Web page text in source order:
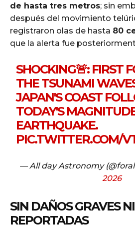
de hasta tres metros; sin
después del movimiento
registraron olas de hasta 80
que la alerta fue
SHOCKING🚨: FIRST
THE TSUNAMI
JAPAN'S COAST
TODAY'S
EARTHQUAKE.
PIC.TWITTER.COM/
— All day Astronomy
2026
SIN DAÑOS GRAVES
REPORTADAS